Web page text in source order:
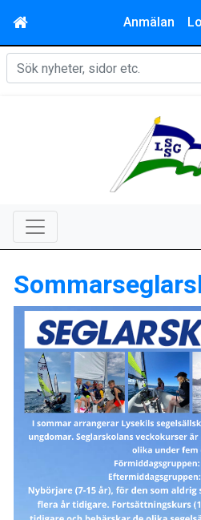
Anmälan